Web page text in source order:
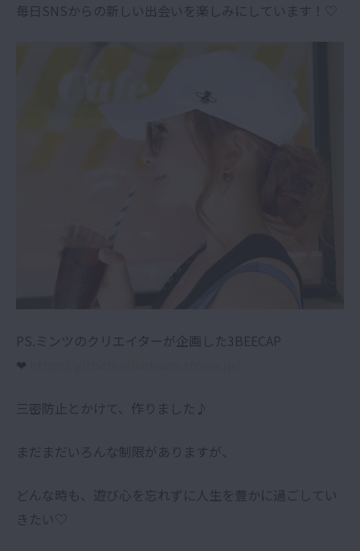
毎日SNSからの新しい出会いを楽しみにしています！♡
PS.ミンツのクリエイターが企画した3BEECAP
❤︎
三密防止とかけて、作りました♪
まだまだいろんな制限がありますが、
どんな時も、遊び心を忘れずに人生を豊かに過ごしてい
きたい♡